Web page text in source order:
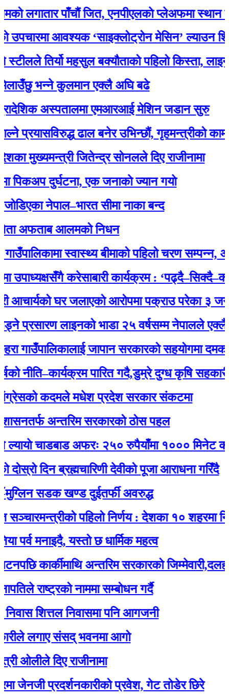
पाँचौं जित, एनपीएलकाे प्लेअफमा स्थान
आवश्यक ‘साइक्लोट्रोन मेसिन’ ल्याउन शिक्षा
तिर्यो महसुल बक्यौताको पहिलो किस्ता, लाइन
भन्ने कुलमान एक्लै अघि बढे
अस्पतालमा एमआरआई मेशिन जडान सुरु
ढाल बनेर उभिन्छौं, गृहमन्त्रीको
जितेन्द्र सोनलले दिए राजीनामा
दुर्घटना, एक जनाकाे ज्यान गयाे
नेपाल–भारत सीमा नाका बन्द
आलमको निधन
स्वास्थ्य बीमाको पहिलो चरण सम्पन्न, अब सबै
करेसाबारी कार्यक्रम :
घर जलाएको आरोपमा पक्राउ परेका ३ जना
लाइनको भाडा २५ वर्षसम्म नेपालले एक्‍लै
जापान सरकारको सहयोगमा दमकल
पारित गदै,डुम्रे दुग्ध कृषि सहकारीको
कदमले मधेश प्रदेश सरकार संकटमा
अन्तरिम सरकारको ठोस पहल
चाडबाड अफरः २५० रुपैयाँमा १००० मिनेट कल र
दिन ब्रह्मचारिणी देवीको पूजा आराधना गरिँदै
सडक खण्ड दुईतर्फी अवरुद्ध
पहिलो निर्णय : देशका १० शहरमा निःशुल्क
मनाइदै, यस्तो छ धार्मिक महत्व
कार्कीमाथि अन्तरिम सरकारको जिम्मेवारी,दलहरू
नाममा सम्बोधन गर्दै
शित्तल निवासमा पनि आगजनी
संसद् भवनमा आगो
दिए राजीनामा
प्रदर्शनकारीको प्रवेश, गेट तोडेर छिरे